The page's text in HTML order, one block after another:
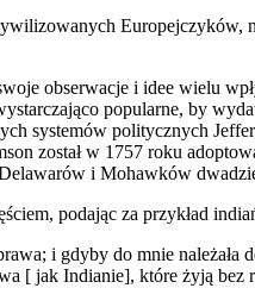
Europejczyków,
obserwacje i idee wielu
popularne, by
systemów politycznych
został w 1757 roku
i Mohawków
podając za przykład
i gdyby do mnie należała
[ jak Indianie], które żyją